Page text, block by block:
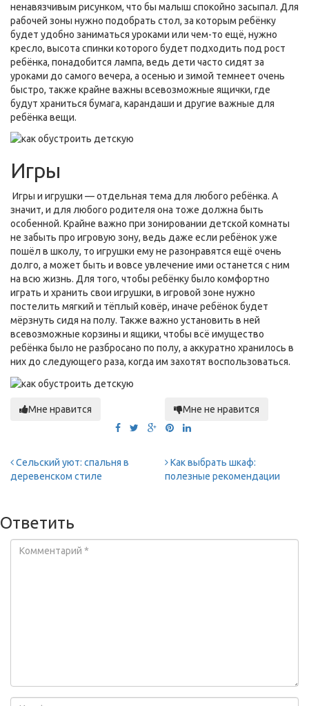
ненавязчивым рисунком, что бы малыш спокойно засыпал. Для
рабочей зоны нужно подобрать стол, за которым ребёнку
будет удобно заниматься уроками или чем-то ещё, нужно
кресло, высота спинки которого будет подходить под рост
ребёнка, понадобится лампа, ведь дети часто сидят за
уроками до самого вечера, а осенью и зимой темнеет очень
быстро, также крайне важны всевозможные ящички, где
будут храниться бумага, карандаши и другие важные для
ребёнка вещи.
Игры
Игры и игрушки — отдельная тема для любого ребёнка. А
значит, и для любого родителя она тоже должна быть
особенной. Крайне важно при зонировании детской комнаты
не забыть про игровую зону, ведь даже если ребёнок уже
пошёл в школу, то игрушки ему не разонравятся ещё очень
долго, а может быть и вовсе увлечение ими останется с ним
на всю жизнь. Для того, чтобы ребёнку было комфортно
играть и хранить свои игрушки, в игровой зоне нужно
постелить мягкий и тёплый ковёр, иначе ребёнок будет
мёрзнуть сидя на полу. Также важно установить в ней
всевозможные корзины и ящики, чтобы всё имущество
ребёнка было не разбросано по полу, а аккуратно хранилось в
них до следующего раза, когда им захотят воспользоваться.
Мне нравится Мне не нравится
Сельский уют: спальня в
деревенском стиле
Как выбрать шкаф:
полезные рекомендации
Ответить